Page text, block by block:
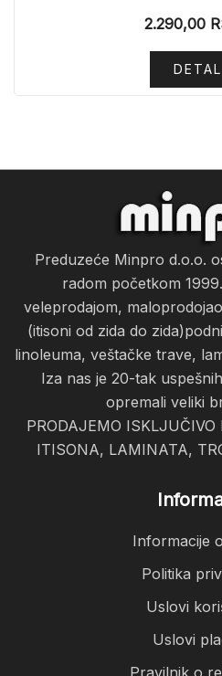
2.290,00
Preduzeće Minpro d.o.o.
radom početkom
veleprodajom,
(itisoni od zida do
linoleuma, veštačke trave,
Iza nas je 20-tak
opremali veliki
PRODAJEMO
ITISONA, LAMINATA,
Informacije
Politika
Uslovi
Uslovi